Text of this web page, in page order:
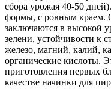
сбора урожая 40-50
формы, с ровным краем.
заключаются в высокой
зелени, устойчивости к
железо, магний, калий,
органические кислоты.
приготовления первых
качестве начинки для